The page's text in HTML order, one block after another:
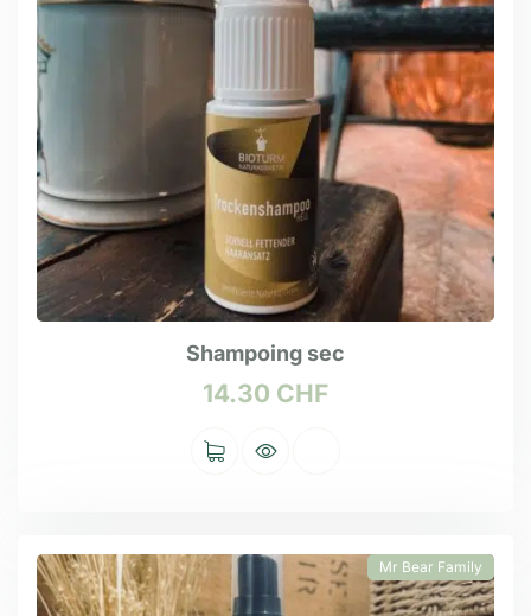
Shampoing sec
14.30 CHF
Mr Bear Family